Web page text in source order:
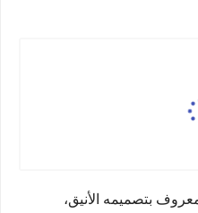
بتصميمه الأنيق،